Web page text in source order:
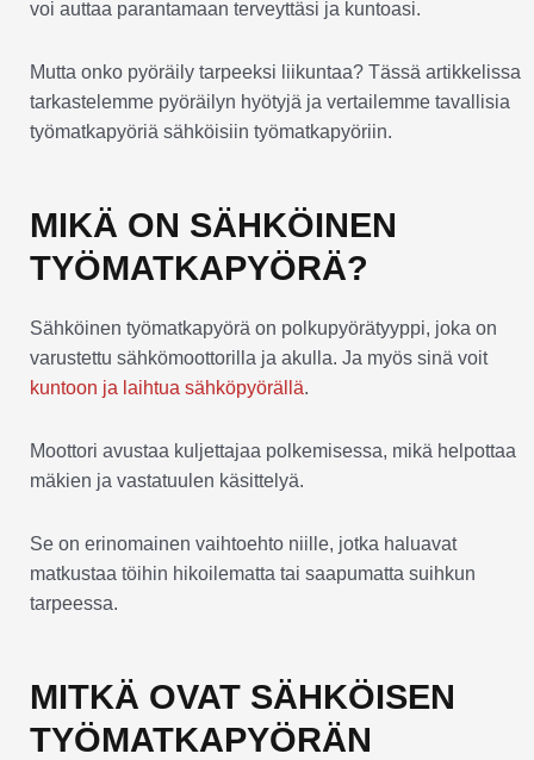
voi auttaa parantamaan terveyttäsi ja kuntoasi.
Mutta onko pyöräily tarpeeksi liikuntaa? Tässä artikkelissa
tarkastelemme pyöräilyn hyötyjä ja vertailemme tavallisia
työmatkapyöriä sähköisiin työmatkapyöriin.
MIKÄ ON SÄHKÖINEN
TYÖMATKAPYÖRÄ?
Sähköinen työmatkapyörä on polkupyörätyyppi, joka on
varustettu sähkömoottorilla ja akulla. Ja myös sinä voit
kuntoon ja laihtua sähköpyörällä.
Moottori avustaa kuljettajaa polkemisessa, mikä helpottaa
mäkien ja vastatuulen käsittelyä.
Se on erinomainen vaihtoehto niille, jotka haluavat
matkustaa töihin hikoilematta tai saapumatta suihkun
tarpeessa.
MITKÄ OVAT SÄHKÖISEN
TYÖMATKAPYÖRÄN